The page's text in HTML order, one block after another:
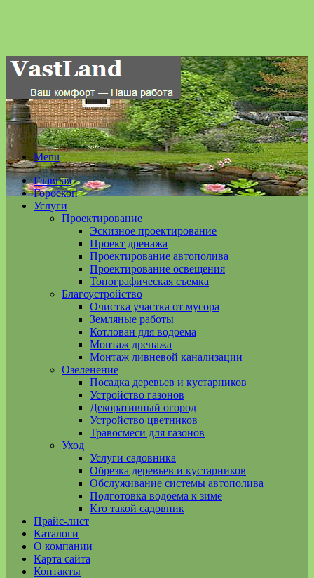
Menu
Главная
Гороскоп
Услуги
Проектирование
Эскизное проектирование
Проект дренажа
Проектирование автополива
Проектирование освещения
Топографическая съемка
Благоустройство
Очистка участка от мусора
Земляные работы
Котлован для водоема
Монтаж дренажа
Монтаж ливневой канализации
Озеленение
Посадка деревьев и кустарников
Устройство газонов
Декоративный огород
Устройство цветников
Травосмеси для газонов
Уход
Услуги садовника
Обрезка деревьев и кустарников
Обслуживание системы автополива
Подготовка водоема к зиме
Кто такой садовник
Прайс-лист
Каталоги
О компании
Карта сайта
Контакты